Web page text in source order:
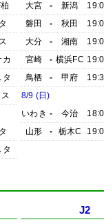
カ
タ
タ
大宮
- 新潟
磐田
- 秋田
大分
- 湘南
宮崎
- 横浜FC
鳥栖
- 甲府
8/9 (日)
いわき - 今治
山形
- 栃木C
J2